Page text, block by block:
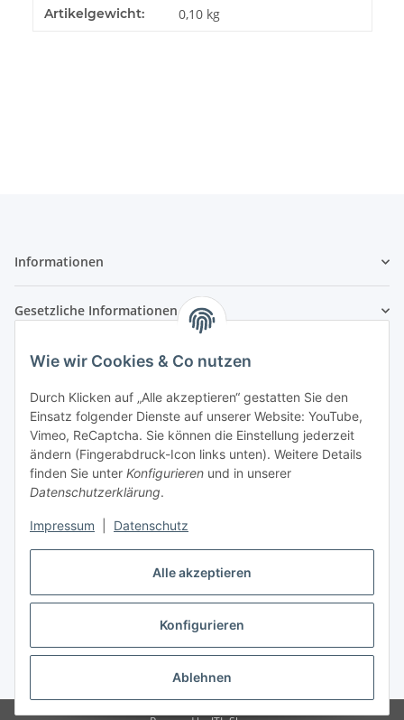
Alle akzeptieren
Konfigurieren
Ablehnen
Wie wir Cookies & Co nutzen
Durch Klicken auf „Alle akzeptieren“ gestatten Sie den
Einsatz folgender Dienste auf unserer Website: YouTube,
Vimeo, ReCaptcha. Sie können die Einstellung jederzeit
ändern (Fingerabdruck-Icon links unten). Weitere Details
finden Sie unter Konfigurieren und in unserer
Datenschutzerklärung.
Impressum Datenschutz
Produkteigenschaft
Wert
Artikelgewicht: 0,10 kg
Informationen
Gesetzliche Informationen
Zahlungsarten
Versandarten
Vertrag widerrufen
* Alle Preise inkl. gesetzlicher USt., zzgl.Versand